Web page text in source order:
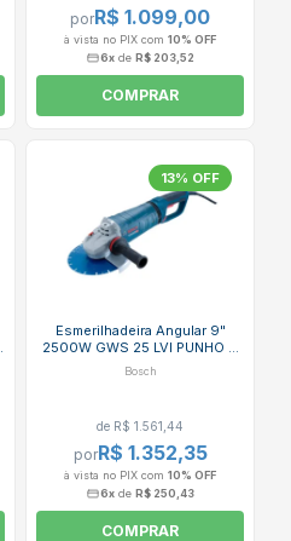
porR$ 1.099,00
à vista no PIX com 10% OFF
6x de R$ 203,52
COMPRAR
13% OFF
Esmerilhadeira Angular 9"
2500W GWS 25 LVI PUNHO D
BOSCH
Bosch
de R$ 1.561,44
porR$ 1.352,35
à vista no PIX com 10% OFF
6x de R$ 250,43
COMPRAR